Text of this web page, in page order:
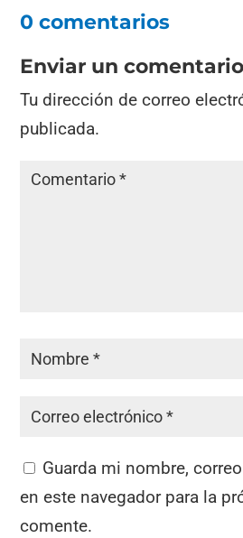
0 comentarios
Enviar un comentario
Tu dirección de correo
publicada.
Guarda mi nombre,
en este navegador para la
comente.